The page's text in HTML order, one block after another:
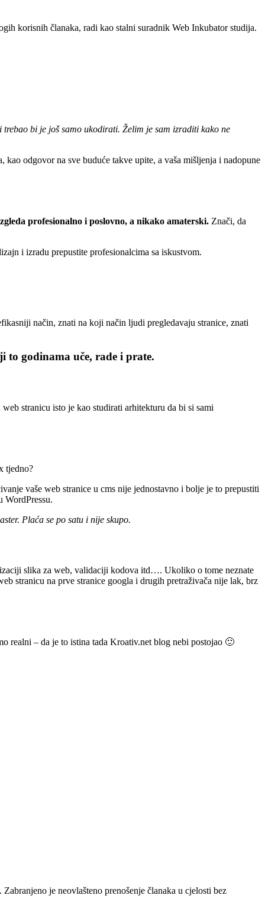
korisnih članaka, radi kao stalni suradnik Web Inkubator studija.
bi je još samo ukodirati. Želim je sam izraditi kako ne
odgovor na sve buduće takve upite, a vaša mišljenja i nadopune
profesionalno i poslovno, a nikako amaterski. Znači, da
i izradu prepustite profesionalcima sa iskustvom.
način, znati na koji način ljudi pregledavaju stranice, znati
to godinama uče, rade i prate.
stranicu isto je kao studirati arhitekturu da bi si sami
tjedno?
vaše web stranice u cms nije jednostavno i bolje je to prepustiti
Plaća se po satu i nije skupo.
slika za web, validaciji kodova itd…. Ukoliko o tome neznate
stranicu na prve stranice googla i drugih pretraživača nije lak, brz
realni – da je to istina tada Kroativ.net blog nebi postojao 🙂
je neovlašteno prenošenje članaka u cjelosti bez